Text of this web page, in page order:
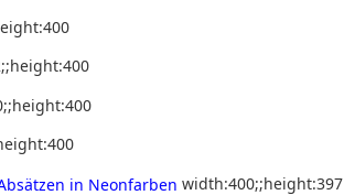
width:400;;height:397